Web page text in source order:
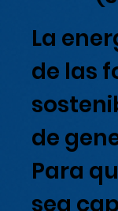
La
de las
de
Para
sea